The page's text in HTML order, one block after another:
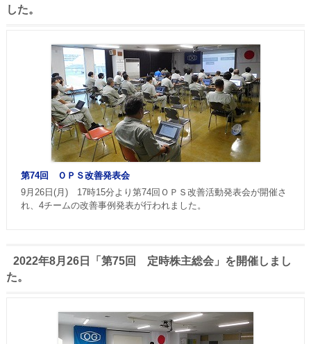
した。
第74回 ＯＰＳ改善発表会
9月26日(月) 17時15分より第74回ＯＰＳ改善活動発表会が開催さ
れ、4チームの改善事例発表が行われました。
2022年8月26日「第75回 定時株主総会」を開催しまし
た。